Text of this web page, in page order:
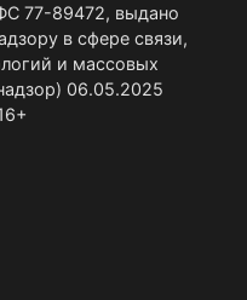
77-89472, выдано
в сфере связи,
и массовых
06.05.2025